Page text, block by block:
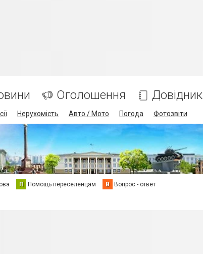
Оголошення Довідник
Нерухомість Авто / Мото Погода Фотозвіти
П Помощь переселенцам В Вопрос - ответ